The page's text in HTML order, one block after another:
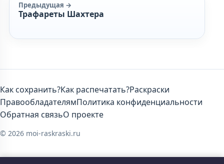
Предыдущая →
Трафареты Шахтера
Как сохранить?Как распечатать?Раскраски
ПравообладателямПолитика конфиденциальности
Обратная связьО проекте
© 2026 moi-raskraski.ru